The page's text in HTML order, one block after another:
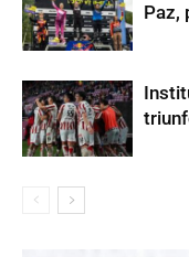
Paz,